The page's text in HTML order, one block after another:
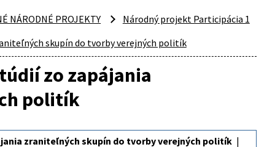
NÁRODNÉ PROJEKTY
Národný projekt Participácia 1
skupín do tvorby verejných politík
zo zapájania
politík
zraniteľných skupín do tvorby verejných politík